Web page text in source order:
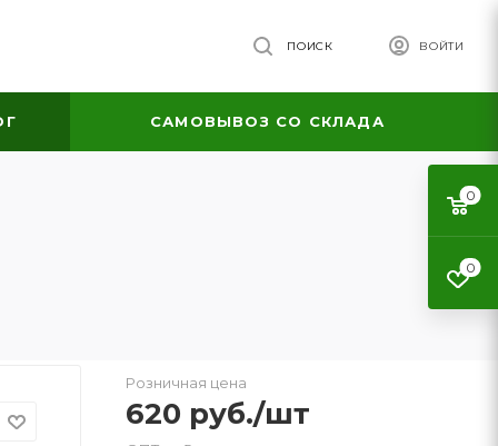
ВОЙТИ
ПОИСК
САМОВЫВОЗ СО СКЛАДА
Розничная цена
620 руб./шт
0
0